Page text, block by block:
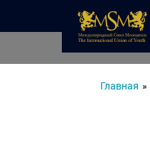
Главная »